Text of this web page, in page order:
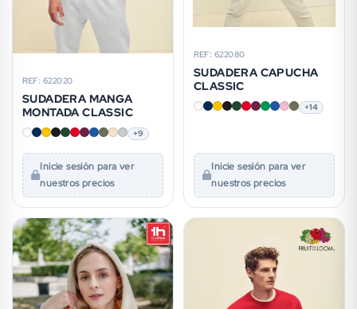
REF: 622020
SUDADERA MANGA
MONTADA CLASSIC
+9
Inicie sesión para ver
nuestros precios
REF: 622080
SUDADERA CAPUCHA
CLASSIC
+14
Inicie sesión para ver
nuestros precios